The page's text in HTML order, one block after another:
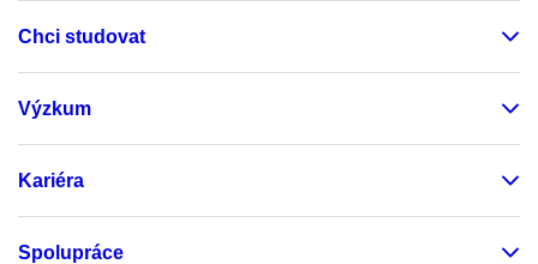
Chci studovat
Výzkum
Kariéra
Spolupráce